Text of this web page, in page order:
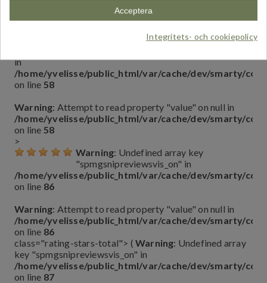
: Attempt to read property "value" on null in
in
/home/yvelisse/public_html/var/cache/dev/smarty/
on line 58
Warning: Attempt to read property "value" on null in
/home/yvelisse/public_html/var/cache/dev/smarty/
on line 58
>
Warning: Undefined array key
"spmgsnipreviewsvis_on" in
/home/yvelisse/public_html/var/cache/dev/smarty/
on line 86
Warning: Attempt to read property "value" on null in
/home/yvelisse/public_html/var/cache/dev/smarty/
on line 86
class="rating-stars-total"> ( Warning: Undefined array
key "spmgsnipreviewsvis_on" in
/home/yvelisse/public_html/var/cache/dev/smarty/
on line 87
Acceptera
Integritets- och cookiepolicy